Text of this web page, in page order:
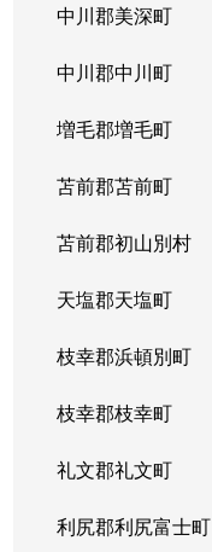
中川郡美深町
中川郡中川町
増毛郡増毛町
苫前郡苫前町
苫前郡初山別村
天塩郡天塩町
枝幸郡浜頓別町
枝幸郡枝幸町
礼文郡礼文町
利尻郡利尻富士町